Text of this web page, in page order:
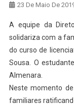
23 De Maio De
A equipe da
solidariza com a
do curso de
Sousa. O
Almenara.
Neste momento
familiares